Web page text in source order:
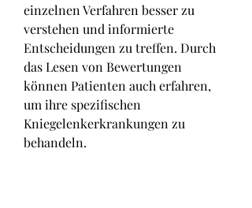
einzelnen Verfahren besser zu
verstehen und informierte
Entscheidungen zu treffen. Durch
das Lesen von Bewertungen
können Patienten auch erfahren,
um ihre spezifischen
Kniegelenkerkrankungen zu
behandeln.